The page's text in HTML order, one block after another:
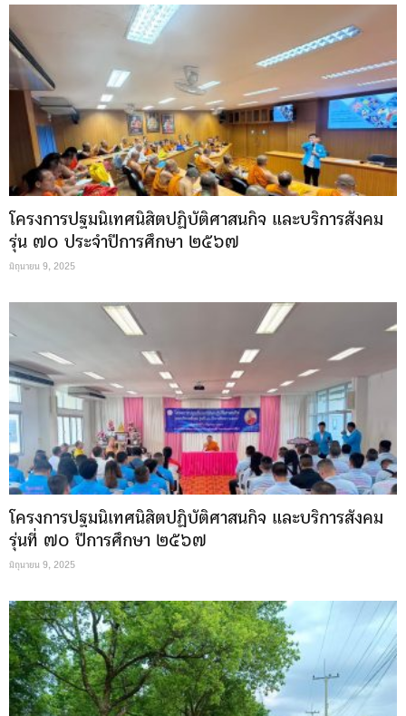
โครงการปฐมนิเทศนิสิตปฏิบัติศาสนกิจ และบริการสังคม
รุ่น ๗๐ ประจำปีการศึกษา ๒๕๖๗
มิถุนายน 9, 2025
โครงการปฐมนิเทศนิสิตปฏิบัติศาสนกิจ และบริการสังคม
รุ่นที่ ๗๐ ปีการศึกษา ๒๕๖๗
มิถุนายน 9, 2025